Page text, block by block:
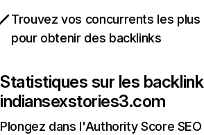
Trouvez vos concurrents les
pour obtenir des backlinks
Statistiques sur les
indiansexstories3.com
Plongez dans l'Authority Score